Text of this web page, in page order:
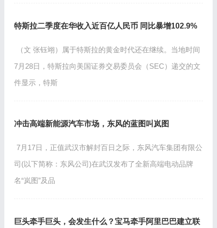
特斯拉二季度在华收入近百亿人民币 同比暴增102.9%
（文 张钰翊）属于特斯拉的黄金时代还在继续。当地时间
7月28日，特斯拉向美国证券交易委员会（SEC）递交的文
件显示，特斯
冲击高端新能源汽车市场，东风的蓝图叫岚图
7月17日，正值武汉市解封百日之际，东风汽车集团有限公
司(以下简称：东风公司)在武汉发布了全新高端电动品牌
名“岚图”及品
巨头牵手巨头，会发生什么？宝马牵手阿里巴巴建立联